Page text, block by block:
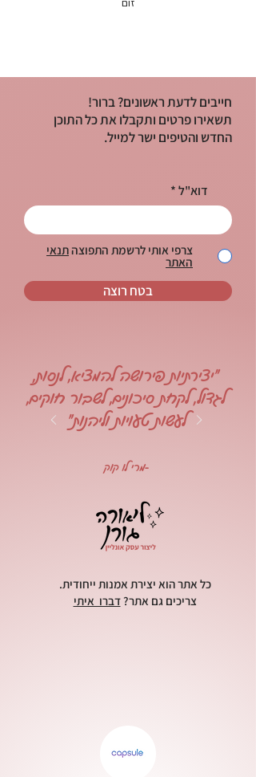
זום
חייבים לדעת ראשונים? ברור!
תשאירו פרטים ותקבלו את כל התוכן
החדש והטיפים ישר למייל.
דוא"ל
צרפי אותי לרשמת התפוצהתנאי
האתר
בטח רוצה
כל אתר הוא יצירת אמנות ייחודית.
צריכים גם אתר?דברו איתי
"יצירתיות פירושה להמציא, לנסות,
לגדול, לקחת סיכונים, לשבור חוקים,
לעשות טעויות וליהנות"
-מרי לו קוק